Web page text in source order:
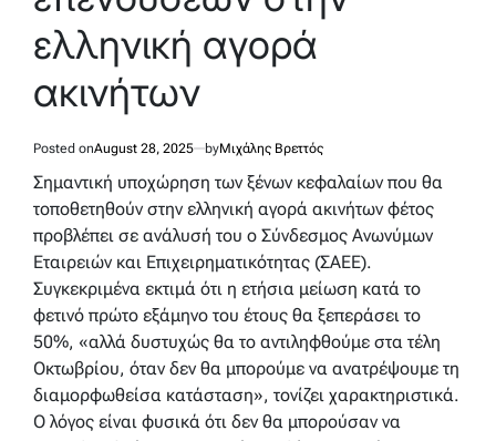
ελληνική αγορά
ακινήτων
Posted onAugust 28, 2025 byΜιχάλης Βρεττός
Σημαντική υποχώρηση των ξένων κεφαλαίων που θα
τοποθετηθούν στην ελληνική αγορά ακινήτων φέτος
προβλέπει σε ανάλυσή του ο Σύνδεσμος Ανωνύμων
Εταιρειών και Επιχειρηματικότητας (ΣΑΕΕ).
Συγκεκριμένα εκτιμά ότι η ετήσια μείωση κατά το
φετινό πρώτο εξάμηνο του έτους θα ξεπεράσει το
50%, «αλλά δυστυχώς θα το αντιληφθούμε στα τέλη
Οκτωβρίου, όταν δεν θα μπορούμε να ανατρέψουμε τη
διαμορφωθείσα κατάσταση», τονίζει χαρακτηριστικά.
Ο λόγος είναι φυσικά ότι δεν θα μπορούσαν να